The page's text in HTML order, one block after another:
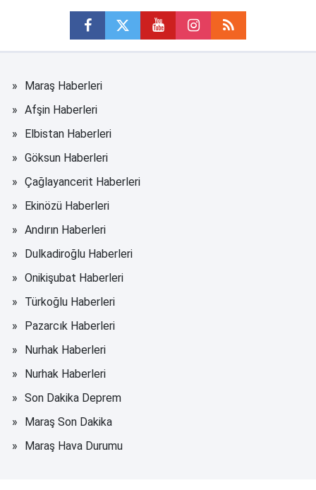
Maraş Haberleri
Afşin Haberleri
Elbistan Haberleri
Göksun Haberleri
Çağlayancerit Haberleri
Ekinözü Haberleri
Andırın Haberleri
Dulkadiroğlu Haberleri
Onikişubat Haberleri
Türkoğlu Haberleri
Pazarcık Haberleri
Nurhak Haberleri
Nurhak Haberleri
Son Dakika Deprem
Maraş Son Dakika
Maraş Hava Durumu